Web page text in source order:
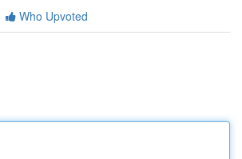
Who Upvoted